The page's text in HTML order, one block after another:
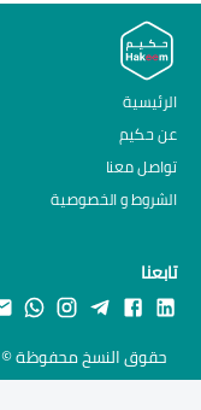
الرئيسية
عن حكيم
تواصل معنا
الشروط و الخصوصية
تابعنا
حقوق النسخ محفوظة © 2020 لدى